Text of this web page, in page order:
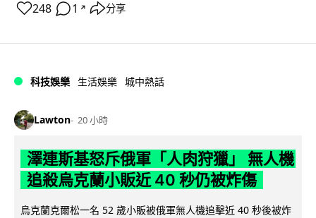
248 1 ↗ 分享
科技娛樂 生活娛樂 城中熱話
Lawton 20 小時
澤連斯基怒斥俄軍「人肉狩獵」 無人機
追殺烏克蘭小販近 40 秒仍被炸傷
烏克蘭克爾松一名 52 歲小販被俄軍無人機追擊近 40 秒後被炸